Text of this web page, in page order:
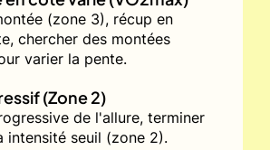
(zone 3), récup en
chercher des montées
varier la pente.
(Zone 2)
de l'allure, terminer
intensité seuil (zone 2).